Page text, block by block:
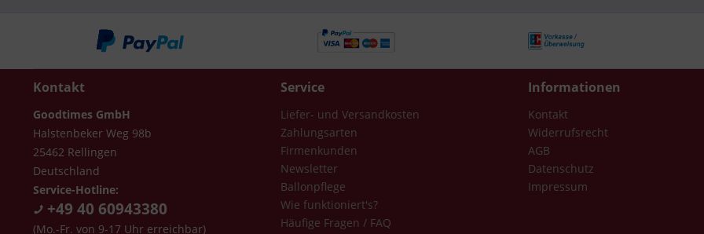
Kontakt
Goodtimes GmbH
Halstenbeker Weg 98b
25462 Rellingen
Deutschland
Service-Hotline:
+49 40 60943380
(Mo.-Fr. von 9-17 Uhr erreichbar)
Service
Liefer- und Versandkosten
Zahlungsarten
Firmenkunden
Newsletter
Ballonpflege
Wie funktioniert's?
Häufige Fragen / FAQ
Informationen
Kontakt
Widerrufsrecht
AGB
Datenschutz
Impressum